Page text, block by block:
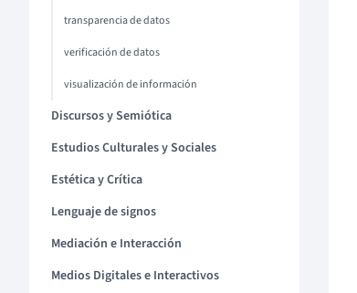
transparencia de datos
verificación de datos
visualización de información
Discursos y Semiótica
Estudios Culturales y Sociales
Estética y Crítica
Lenguaje de signos
Mediación e Interacción
Medios Digitales e Interactivos